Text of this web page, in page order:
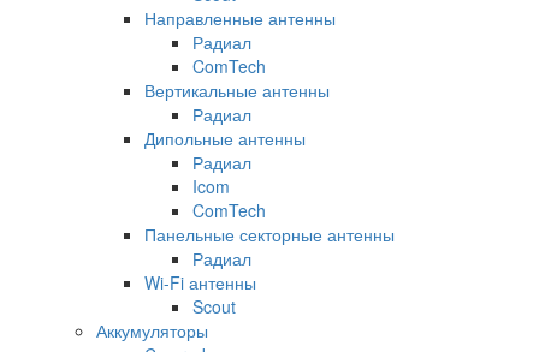
Направленные антенны
Радиал
ComTech
Вертикальные антенны
Радиал
Дипольные антенны
Радиал
Icom
ComTech
Панельные секторные антенны
Радиал
Wi-Fi антенны
Scout
Аккумуляторы